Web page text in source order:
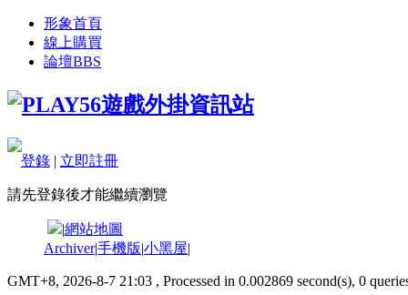
形象首頁
線上購買
論壇BBS
登錄 | 立即註冊
請先登錄後才能繼續瀏覽
|網站地圖
Archiver|手機版|小黑屋|
GMT+8, 2026-8-7 21:03 , Processed in 0.002869 second(s), 0